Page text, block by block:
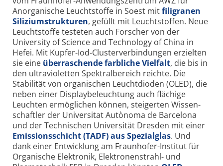
Anorganische Leucht­stoffe in Soest mitfiligranen
Silizium­strukturen, gefüllt mit Leucht­stoffen. Neue
Leucht­stoffe testeten auch Forscher von der
University of Science and Technology of China in
Hefei. Mit Kupfer-Iod-Cluster­verbindungen erzielten
sie eine über­raschende farbliche Viel­falt, die bis in
den ultra­violetten Spektral­bereich reichte. Die
Stabilität von organischen Leucht­dioden (OLED), die
neben einer Display­beleuchtung auch flächige
Leuchten ermöglichen können, steigerten Wissen­
schaftler der Universitat Autònoma de Barcelona
und der Technischen Universität Dresden mit einer
Emissions­schicht (TADF) aus Spezialglas. Und
dank einer Entwicklung am Fraunhofer-Institut für
Organische Elektronik, Elektronen­strahl- und